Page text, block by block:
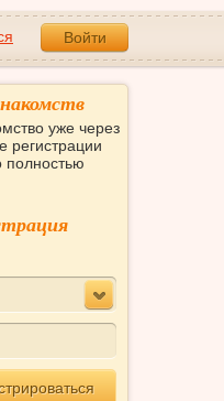
Войти
уже через
регистрации
полностью